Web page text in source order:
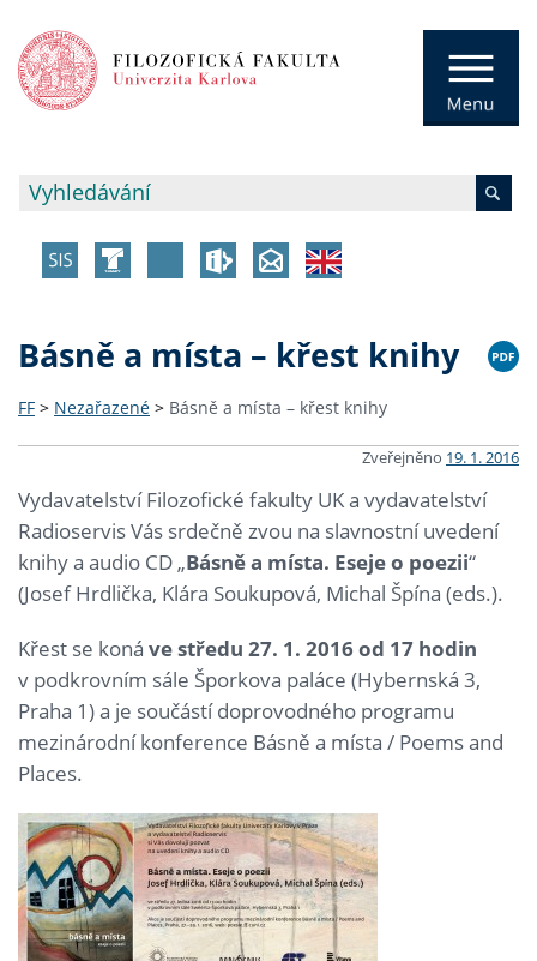
Básně a místa – křest knihy
FF > Nezařazené > Básně a místa – křest knihy
Zveřejněno 19. 1. 2016
Vydavatelství Filozofické fakulty UK a vydavatelství
Radioservis Vás srdečně zvou na slavnostní uvedení
knihy a audio CD „Básně a místa. Eseje o poezii“
(Josef Hrdlička, Klára Soukupová, Michal Špína (eds.).
Křest se koná ve středu 27. 1. 2016 od 17 hodin
v podkrovním sále Šporkova paláce (Hybernská 3,
Praha 1)a je součástí doprovodného programu
mezinárodní konference Básně a místa / Poems and
Places.